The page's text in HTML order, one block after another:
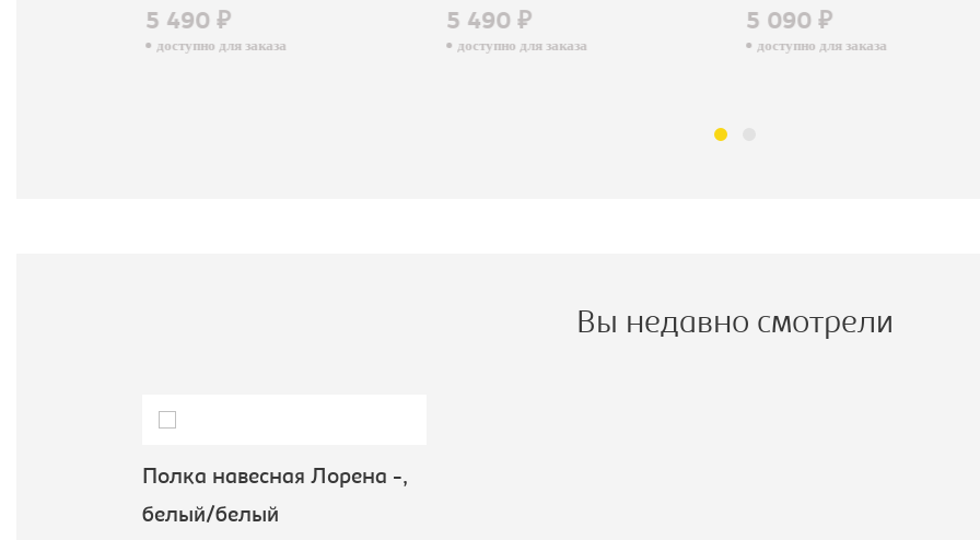
5 490 ₽
доступно для заказа
5 490 ₽
доступно для заказа
5 090 ₽
доступно для заказа
Вы недавно смотрели
Полка навесная Лорена -,
белый/белый